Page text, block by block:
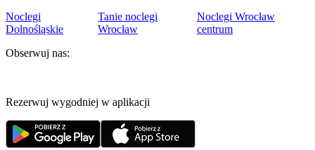
Noclegi
Dolnośląskie
Tanie noclegi
Wrocław
Noclegi Wrocław
centrum
Obserwuj nas:
Rezerwuj wygodniej w aplikacji